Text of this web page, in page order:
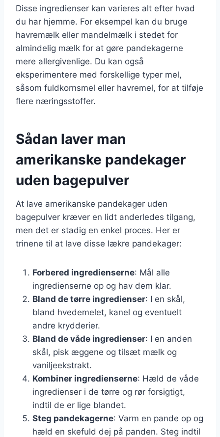
Disse ingredienser kan varieres alt efter hvad
du har hjemme. For eksempel kan du bruge
havremælk eller mandelmælk i stedet for
almindelig mælk for at gøre pandekagerne
mere allergivenlige. Du kan også
eksperimentere med forskellige typer mel,
såsom fuldkornsmel eller havremel, for at tilføje
flere næringsstoffer.
Sådan laver man
amerikanske pandekager
uden bagepulver
At lave amerikanske pandekager uden
bagepulver kræver en lidt anderledes tilgang,
men det er stadig en enkel proces. Her er
trinene til at lave disse lækre pandekager:
Forbered ingredienserne: Mål alle
ingredienserne op og hav dem klar.
Bland de tørre ingredienser: I en skål,
bland hvedemelet, kanel og eventuelt
andre krydderier.
Bland de våde ingredienser: I en anden
skål, pisk æggene og tilsæt mælk og
vaniljeekstrakt.
Kombiner ingredienserne: Hæld de våde
ingredienser i de tørre og rør forsigtigt,
indtil de er lige blandet.
Steg pandekagerne: Varm en pande op og
hæld en skefuld dej på panden. Steg indtil